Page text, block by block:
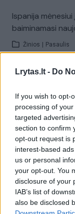
Lrytas.lt - Do
If you wish to opt-
processing of
targeted
section to confirm
opt-out request is
interest-based
us or personal
your opt-out. You
disclosure of your
IAB’s list of
also be disclosed
Ispanija
baiminamasi
Žinios Pasaulis
Vaizdai iš
vaiko gyvybių
Žinios Lietuvos